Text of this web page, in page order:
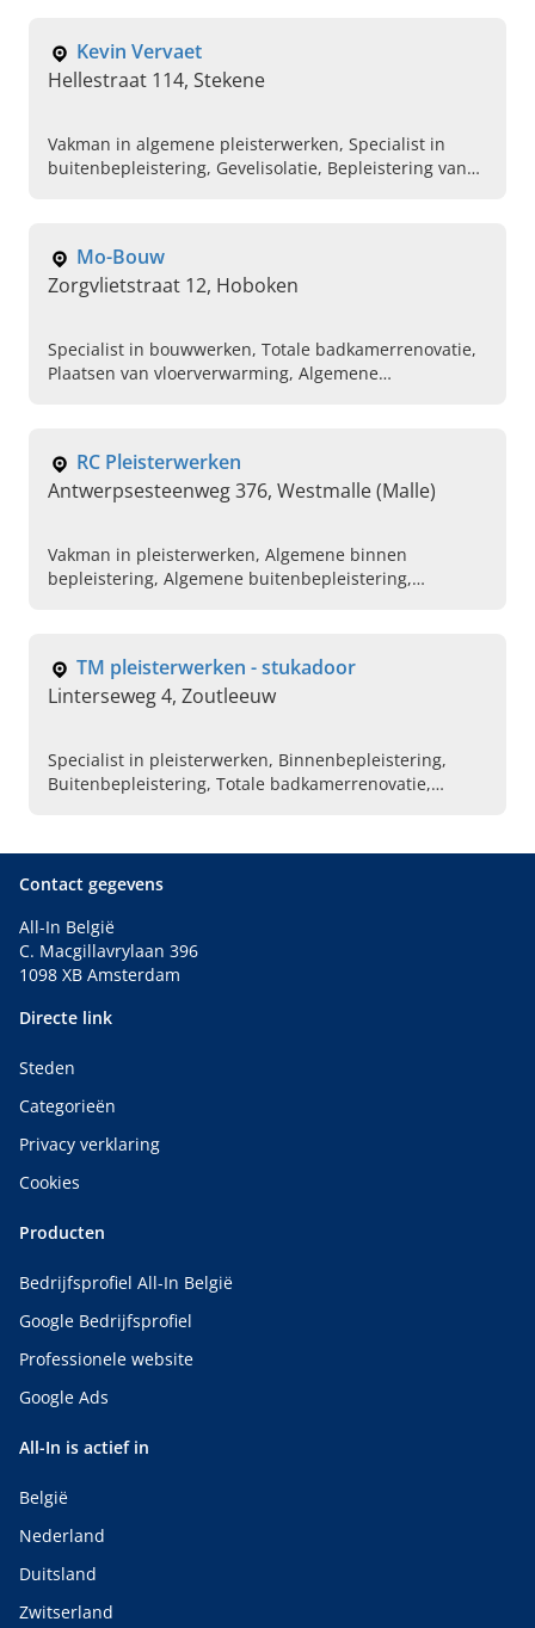
Kevin Vervaet
Hellestraat 114, Stekene
Vakman in algemene pleisterwerken, Specialist in
buitenbepleistering, Gevelisolatie, Bepleistering van
Mo-Bouw
Zorgvlietstraat 12, Hoboken
Specialist in bouwwerken, Totale badkamerrenovatie,
Plaatsen van vloerverwarming, Algemene
RC Pleisterwerken
Antwerpsesteenweg 376, Westmalle (Malle)
Vakman in pleisterwerken, Algemene binnen
bepleistering, Algemene buitenbepleistering,
TM pleisterwerken - stukadoor
Linterseweg 4, Zoutleeuw
Specialist in pleisterwerken, Binnenbepleistering,
Buitenbepleistering, Totale badkamerrenovatie,
Stukadoorsbedrijf in de buurt
Contact gegevens
All-In België
C. Macgillavrylaan 396
1098 XB Amsterdam
Directe link
Steden
Categorieën
Privacy verklaring
Cookies
Producten
Bedrijfsprofiel All-In België
Google Bedrijfsprofiel
Professionele website
Google Ads
All-In is actief in
België
Nederland
Duitsland
Zwitserland